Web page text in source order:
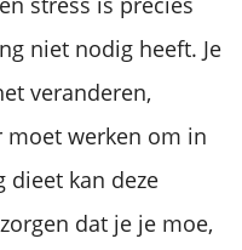
niet nodig heeft. Je
veranderen,
werken om in
dieet kan deze
dat je je moe,